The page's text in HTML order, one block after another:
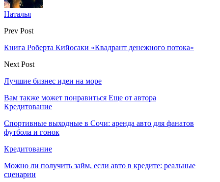
Наталья
Prev Post
Книга Роберта Кийосаки «Квадрант денежного потока»
Next Post
Лучшие бизнес идеи на море
Вам также может понравиться Еще от автора
Кредитование
Спортивные выходные в Сочи: аренда авто для фанатов
футбола и гонок
Кредитование
Можно ли получить займ, если авто в кредите: реальные
сценарии